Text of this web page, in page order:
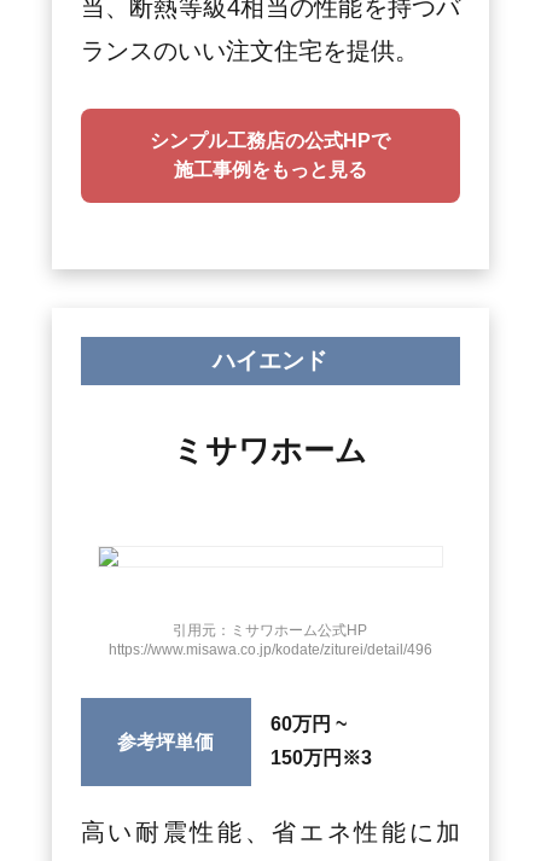
当、断熱等級4相当の性能を持つバ
ランスのいい注文住宅を提供。
シンプル工務店の公式HPで
施工事例をもっと見る
ハイエンド
ミサワホーム
引用元：ミサワホーム公式HP
https://www.misawa.co.jp/kodate/ziturei/detail/496
参考坪単価
60万円 ~
150万円 ※3
高い耐震性能、省エネ性能に加